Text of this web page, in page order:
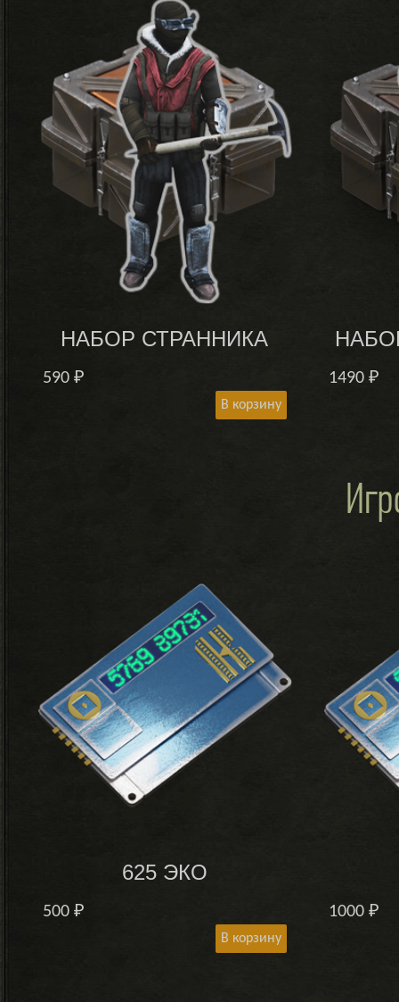
НАБОР СТРАННИКА
590 ₽
В корзину
1490₽
625 ЭКО
500 ₽
В корзину
1000₽